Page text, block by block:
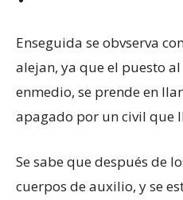
Enseguida se obvserva
alejan, ya que el puesto
enmedio, se prende en
apagado por un civil que
Se sabe que después de
cuerpos de auxilio, y se